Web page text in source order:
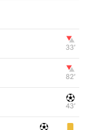
33‎’‎
82‎’‎
43‎’‎